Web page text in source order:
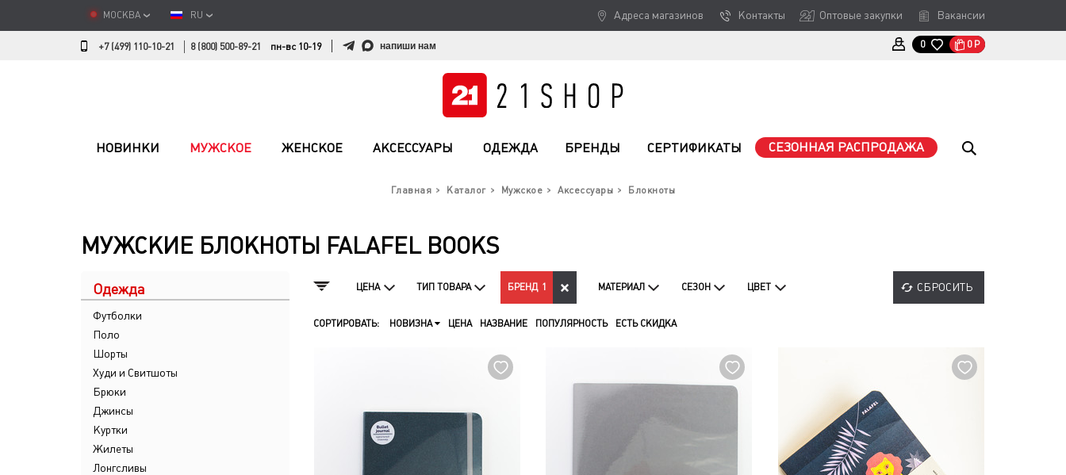
МОСКВА RU Адреса магазинов Контакты Оптовые закупки Вакансии
+7 (499) 110-10-21 8 (800) 500-89-21 пн-вс 10-19 напиши нам 0 0 Р
НОВИНКИ МУЖСКОЕ ЖЕНСКОЕ АКСЕССУАРЫ ОДЕЖДА БРЕНДЫ СЕРТИФИКАТЫ СЕЗОННАЯ РАСПРОДАЖА
Главная Каталог Мужское Аксессуары Блокноты
МУЖСКИЕ БЛОКНОТЫ FALAFEL BOOKS
Одежда
Футболки
Поло
Шорты
Худи и Свитшоты
Брюки
Джинсы
Куртки
Жилеты
Лонгсливы
ЦЕНА ТИП ТОВАРА БРЕНД 1 МАТЕРИАЛ СЕЗОН ЦВЕТ СБРОСИТЬ
СОРТИРОВАТЬ: НОВИЗНА ЦЕНА НАЗВАНИЕ ПОПУЛЯРНОСТЬ ЕСТЬ СКИДКА